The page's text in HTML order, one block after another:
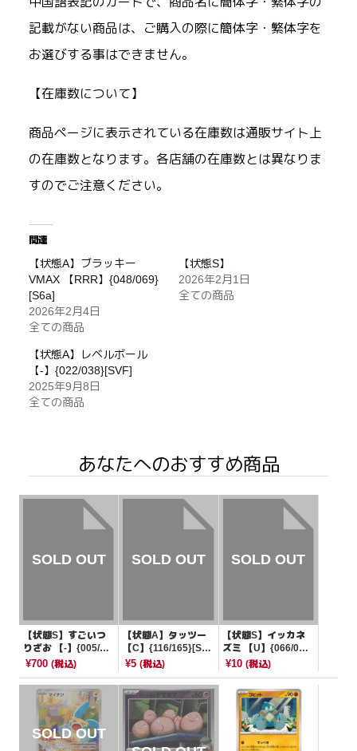
記載がない商品は、ご購入の際に簡体字・繁体字を
お選びする事はできません。
【在庫数について】
商品ページに表示されている在庫数は通販サイト上
の在庫数となります。各店舗の在庫数とは異なりま
すのでご注意ください。
関連
【状態A】ブラッキー
VMAX 【RRR】{048/069}
[S6a]
2026年2月4日
全ての商品
【状態S】
2026年2月1日
全ての商品
【状態A】レベルボール
【-】{022/038}[SVF]
2025年9月8日
全ての商品
あなたへのおすすめ商品
【状態S】すごいつ
りざお 【-】{005/01
0}[SNP紫]
¥700 (税込)
【状態A】タッツー
【C】{116/165}[SV
2a]
¥5(税込)
【状態S】イッカネ
ズミ 【U】{066/07
8}[SV1V]
¥10 (税込)